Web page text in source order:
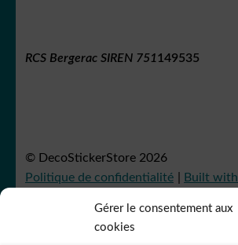
Gérer le consentement aux
cookies
RCS Bergerac SIREN 751149535
© DecoStickerStore 2026
Politique de confidentialité
Built with